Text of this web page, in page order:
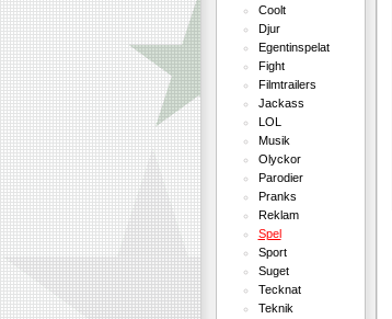
Coolt
Djur
Egentinspelat
Fight
Filmtrailers
Jackass
LOL
Musik
Olyckor
Parodier
Pranks
Reklam
Spel
Sport
Suget
Tecknat
Teknik